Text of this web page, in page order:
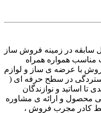
سازفروش با بیش از 18 سال سابقه در زمینه فروش ساز
مناسب همواره همراه
با عرضه ی ساز و لوازم
گستردگی در سطح حرفه ای (
تا اساتید و نوازندگان
محصول و ارائه ی مشاوره
کادر مجرب فروش ،